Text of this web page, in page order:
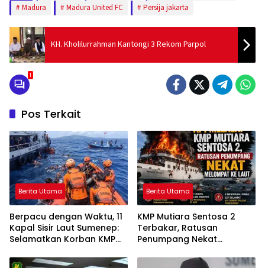
Madura
Madura United FC Persija jakarta
KH. Kholilurrahman Kantongi 3 Rekom Parpol
1
Pos Terkait
Berita Utama
Berpacu dengan Waktu, 11
Kapal Sisir Laut Sumenep:
Selamatkan Korban KMP
Berita Utama
KMP Mutiara Sentosa 2
Terbakar, Ratusan
Penumpang Nekat